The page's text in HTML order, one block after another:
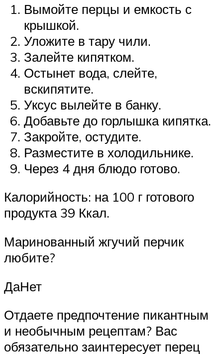
Вымойте перцы и емкость с
крышкой.
Уложите в тару чили.
Залейте кипятком.
Остынет вода, слейте,
вскипятите.
Уксус вылейте в банку.
Добавьте до горлышка кипятка.
Закройте, остудите.
Разместите в холодильнике.
Через 4 дня блюдо готово.
Калорийность: на 100 г готового
продукта 39 Ккал.
Маринованный жгучий перчик
любите?
ДаНет
Отдаете предпочтение пикантным
и необычным рецептам? Вас
обязательно заинтересует перец